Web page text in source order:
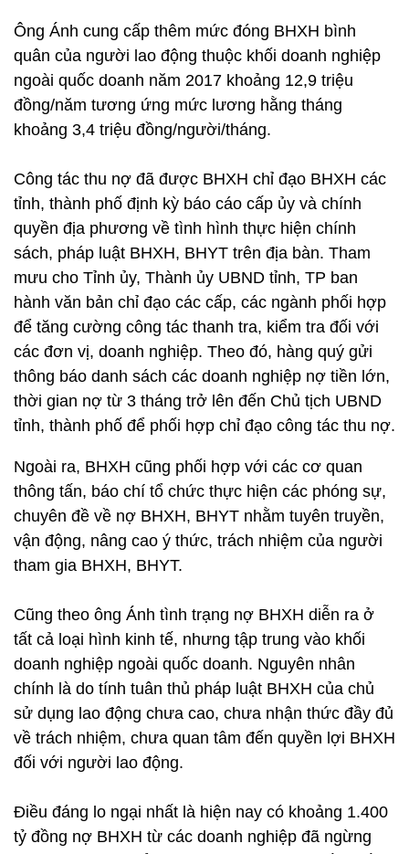
Ông Ánh cung cấp thêm mức đóng BHXH bình
quân của người lao động thuộc khối doanh nghiệp
ngoài quốc doanh năm 2017 khoảng 12,9 triệu
đồng/năm tương ứng mức lương hằng tháng
khoảng 3,4 triệu đồng/người/tháng.
Công tác thu nợ đã được BHXH chỉ đạo BHXH các
tỉnh, thành phố định kỳ báo cáo cấp ủy và chính
quyền địa phương về tình hình thực hiện chính
sách, pháp luật BHXH, BHYT trên địa bàn. Tham
mưu cho Tỉnh ủy, Thành ủy UBND tỉnh, TP ban
hành văn bản chỉ đạo các cấp, các ngành phối hợp
để tăng cường công tác thanh tra, kiểm tra đối với
các đơn vị, doanh nghiệp. Theo đó, hàng quý gửi
thông báo danh sách các doanh nghiệp nợ tiền lớn,
thời gian nợ từ 3 tháng trở lên đến Chủ tịch UBND
tỉnh, thành phố để phối hợp chỉ đạo công tác thu nợ.
Ngoài ra, BHXH cũng phối hợp với các cơ quan
thông tấn, báo chí tổ chức thực hiện các phóng sự,
chuyên đề về nợ BHXH, BHYT nhằm tuyên truyền,
vận động, nâng cao ý thức, trách nhiệm của người
tham gia BHXH, BHYT.
Cũng theo ông Ánh tình trạng nợ BHXH diễn ra ở
tất cả loại hình kinh tế, nhưng tập trung vào khối
doanh nghiệp ngoài quốc doanh. Nguyên nhân
chính là do tính tuân thủ pháp luật BHXH của chủ
sử dụng lao động chưa cao, chưa nhận thức đầy đủ
về trách nhiệm, chưa quan tâm đến quyền lợi BHXH
đối với người lao động.
Điều đáng lo ngại nhất là hiện nay có khoảng 1.400
tỷ đồng nợ BHXH từ các doanh nghiệp đã ngừng